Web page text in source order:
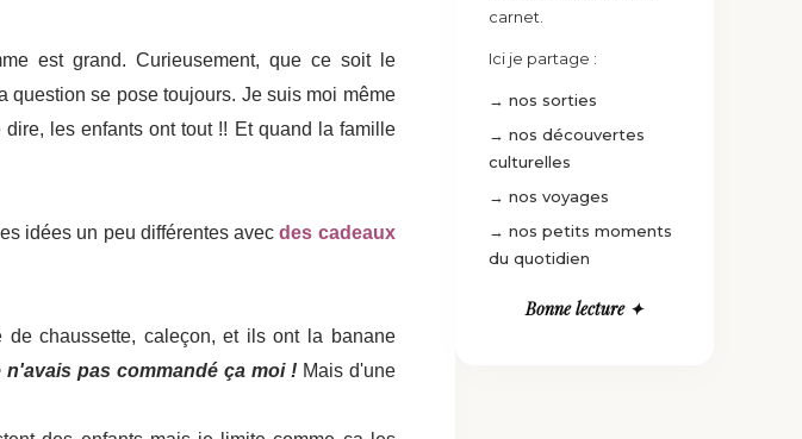
est grand. Curieusement, que ce soit le
question se pose toujours. Je suis moi même
les enfants ont tout !! Et quand la famille
idées un peu différentes avecdes cadeaux
chaussette, caleçon, et ils ont la banane
n'avais pas commandé ça moi !Mais d'une
carnet.
Ici je partage :
→ nos sorties
→ nos découvertes
culturelles
→ nos voyages
→ nos petits moments
du quotidien
Bonne lecture ✦